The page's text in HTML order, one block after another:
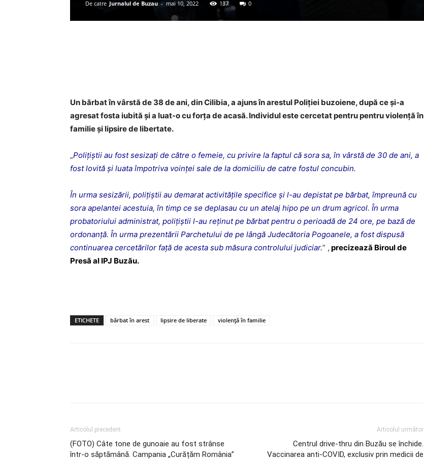
De catre Jurnalul de Buzau - mai 10, 2022 137 0
Un bărbat în vârstă de 38 de ani, din Cilibia, a ajuns în arestul Poliției buzoiene, după ce și-a
agresat fosta iubită și a luat-o cu forța de acasă. Individul este cercetat pentru pentru violenţă în
familie şi lipsire de libertate.
„Polițiștii au fost sesizați de către o femeie, cu privire la faptul că sora sa, în vârstă de 30 de ani, a
fost lovită şi luata împotriva voinţei sale de la domiciliu de catre fostul concubin.
În urma sesizării, poliţiştii au demarat activităţile specifice şi l-au depistat pe bărbat, împreună cu
sora apelantei acestuia, în timp ce se deplasau cu un atelaj hipo pe un drum agricol. În urma
probatoriului administrat, polițiștii l-au reținut pe bărbat pentru o perioadă de 24 ore, pe bază de
ordonanță. În urma prezentării Parchetului de pe lângă Judecătoria Pogoanele, a fost dispusă
continuarea cercetărilor faţă de acesta sub măsura controlului judiciar.” , precizează Biroul de
Presă al IPJ Buzău.
ETICHETE bărbat în arest lipsire de liberate violență în familie
Articolul precedent
(FOTO) Câte tone de gunoaie au fost strânse
într-o săptămână. Campania „Curățăm România”
Articolul următor
Centrul drive-thru din Buzău se închide.
Vaccinarea anti-COVID, exclusiv prin medicii de